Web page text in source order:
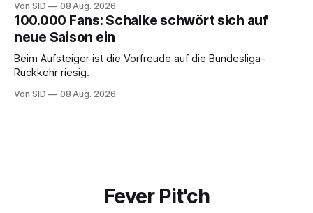
Von SID 08 Aug. 2026
100.000 Fans: Schalke schwört sich auf
neue Saison ein
Beim Aufsteiger ist die Vorfreude auf die Bundesliga-
Rückkehr riesig.
Von SID 08 Aug. 2026
Fever Pit'ch